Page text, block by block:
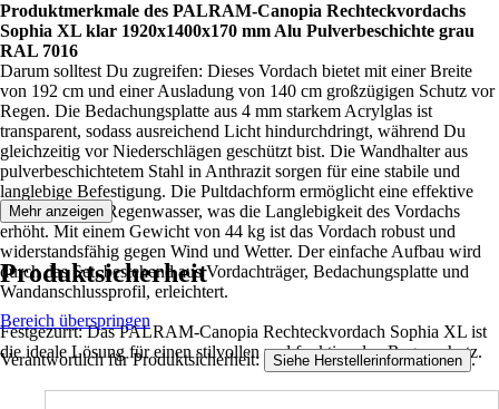
Produktmerkmale des PALRAM-Canopia Rechteckvordachs
Sophia XL klar 1920x1400x170 mm Alu Pulverbeschichte grau
RAL 7016
Darum solltest Du zugreifen: Dieses Vordach bietet mit einer Breite
von 192 cm und einer Ausladung von 140 cm großzügigen Schutz vor
Regen. Die Bedachungsplatte aus 4 mm starkem Acrylglas ist
transparent, sodass ausreichend Licht hindurchdringt, während Du
gleichzeitig vor Niederschlägen geschützt bist. Die Wandhalter aus
pulverbeschichtetem Stahl in Anthrazit sorgen für eine stabile und
langlebige Befestigung. Die Pultdachform ermöglicht eine effektive
Ableitung von Regenwasser, was die Langlebigkeit des Vordachs
erhöht. Mit einem Gewicht von 44 kg ist das Vordach robust und
widerstandsfähig gegen Wind und Wetter. Der einfache Aufbau wird
durch das Set, bestehend aus Vordachträger, Bedachungsplatte und
Wandanschlussprofil, erleichtert.
Festgezurrt: Das PALRAM-Canopia Rechteckvordach Sophia XL ist
die ideale Lösung für einen stilvollen und funktionalen Regenschutz.
Mehr anzeigen
Produktsicherheit
Bereich überspringen
Verantwortlich für Produktsicherheit: Siehe Herstellerinformationen .